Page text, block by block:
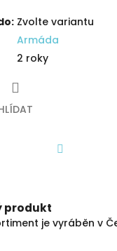
Zvolte variantu
Armáda
2 roky
produkt
je vyráběn v